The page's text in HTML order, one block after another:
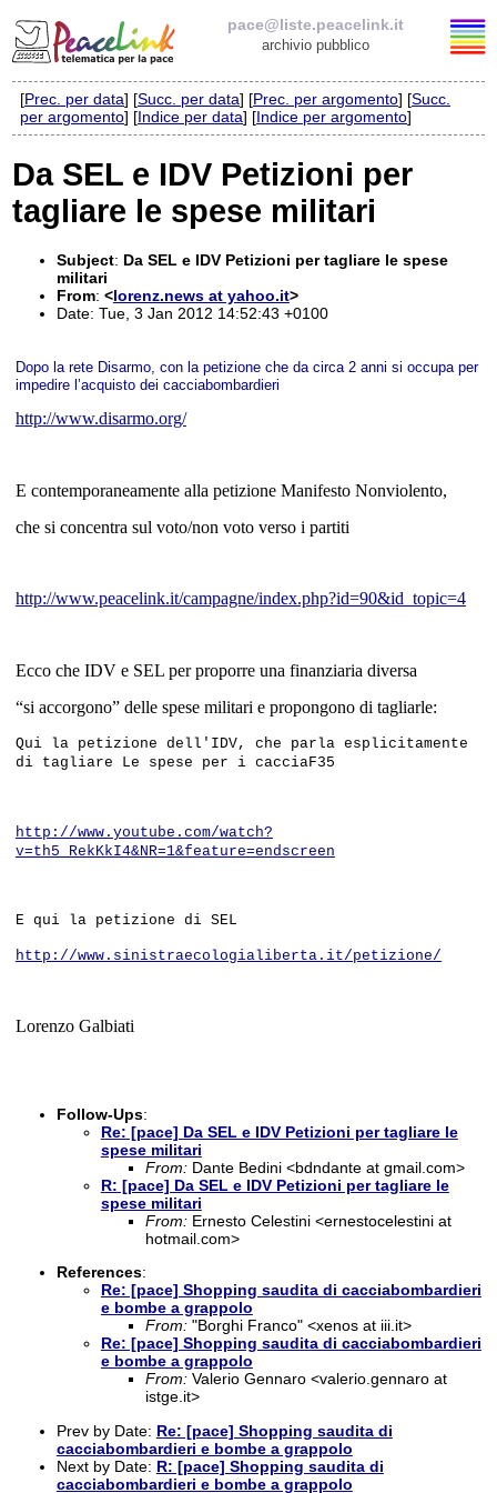
pace@liste.peacelink.it
archivio pubblico
Elenco delle liste
Iscrizione / Cancellazione
Policy delle liste di PeaceLink
Informativa sulla privacy
Richieste di rimozione
[Prec. per data] [Succ. per data] [Prec. per argomento] [Succ.
per argomento] [Indice per data] [Indice per argomento]
Da SEL e IDV Petizioni per
tagliare le spese militari
Subject: Da SEL e IDV Petizioni per tagliare le spese
militari
From: <lorenz.news at yahoo.it>
Date: Tue, 3 Jan 2012 14:52:43 +0100
Dopo la rete Disarmo, con la petizione che da circa 2 anni si occupa per
impedire l’acquisto dei cacciabombardieri
http://www.disarmo.org/
E contemporaneamente alla petizione Manifesto Nonviolento,
che si concentra sul voto/non voto verso i partiti
http://www.peacelink.it/campagne/index.php?id=90&id_topic=4
Ecco che IDV e SEL per proporre una finanziaria diversa
“si accorgono” delle spese militari e propongono di tagliarle:
Qui la petizione dell'IDV, che parla esplicitamente
di tagliare Le spese per i cacciaF35
http://www.youtube.com/watch?
v=th5_RekKkI4&NR=1&feature=endscreen
E qui la petizione di SEL
http://www.sinistraecologialiberta.it/petizione/
Lorenzo Galbiati
Follow-Ups:
Re: [pace] Da SEL e IDV Petizioni per tagliare le
spese militari
From:Dante Bedini <bdndante at gmail.com>
R: [pace] Da SEL e IDV Petizioni per tagliare le
spese militari
From:Ernesto Celestini <ernestocelestini at
hotmail.com>
References:
Re: [pace] Shopping saudita di cacciabombardieri
e bombe a grappolo
From:"Borghi Franco" <xenos at iii.it>
Re: [pace] Shopping saudita di cacciabombardieri
e bombe a grappolo
From:Valerio Gennaro <valerio.gennaro at
istge.it>
Prev by Date: Re: [pace] Shopping saudita di
cacciabombardieri e bombe a grappolo
Next by Date: R: [pace] Shopping saudita di
cacciabombardieri e bombe a grappolo